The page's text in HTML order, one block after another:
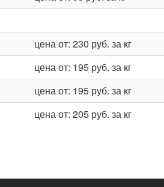
цена от: 230 руб. за кг
цена от: 195 руб. за кг
цена от: 195 руб. за кг
цена от: 205 руб. за кг